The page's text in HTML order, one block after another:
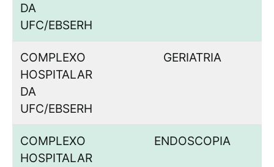
DA
UFC/EBSERH
COMPLEXO
HOSPITALAR
DA
UFC/EBSERH
GERIATRIA
COMPLEXO
HOSPITALAR
ENDOSCOPIA